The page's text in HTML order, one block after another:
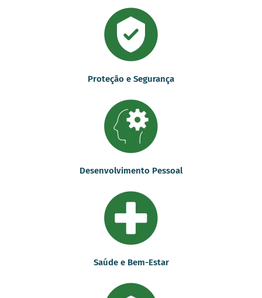
Proteção e Segurança
Desenvolvimento Pessoal
Saúde e Bem-Estar